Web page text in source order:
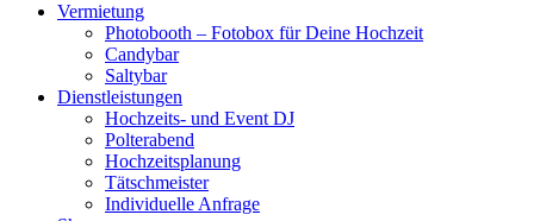
Vermietung
Photobooth – Fotobox für Deine Hochzeit
Candybar
Saltybar
Dienstleistungen
Hochzeits- und Event DJ
Polterabend
Hochzeitsplanung
Tätschmeister
Individuelle Anfrage